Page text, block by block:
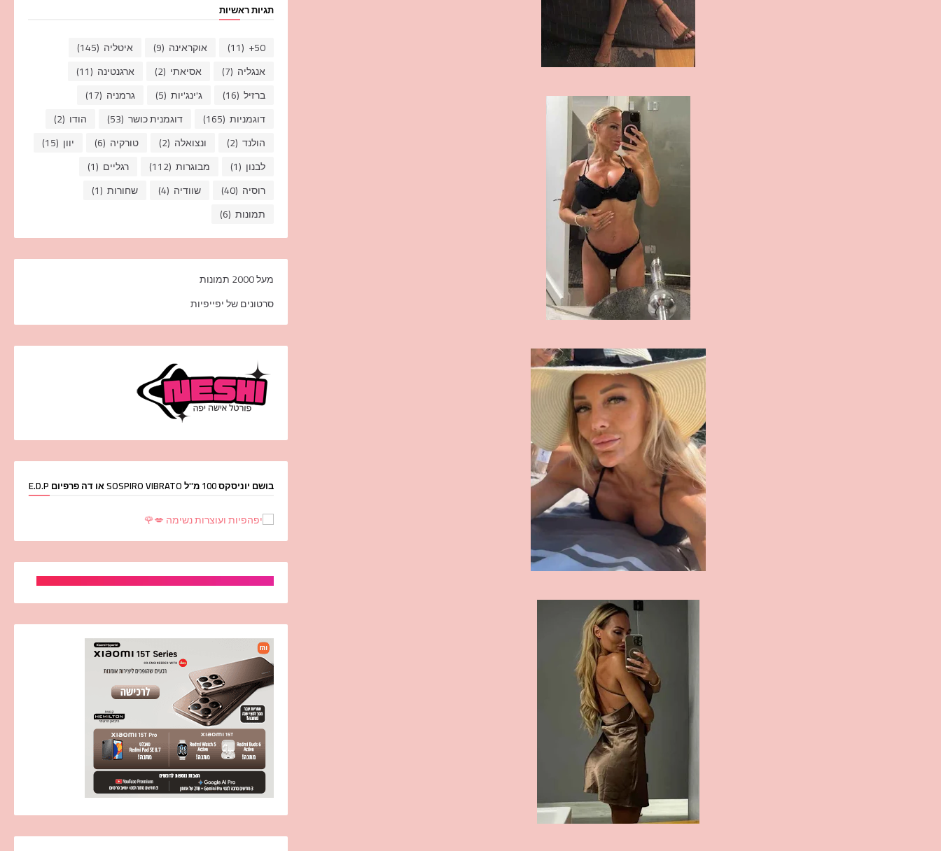
תגיות ראשיות
50+
(11) אוקראינה (9) איטליה (145)
אנגליה (7) אסיאתי (2) ארגנטינה (11)
ברזיל (16) ג'ינג'יות (5) גרמניה (17)
דוגמניות (165) דוגמנית כושר (53) הודו (2)
הולנד (2) ונצואלה (2) טורקיה (6) יוון (15)
לבנון (1) מבוגרות (112) רגליים (1)
רוסיה (40) שוודיה (4) שחורות (1)
תמונות (6)
מעל 2000 תמונות
סרטונים של יפייפיות
בושם יוניסקס 100 מ''ל SOSPIRO VIBRATO או דה פרפיום E.D.P